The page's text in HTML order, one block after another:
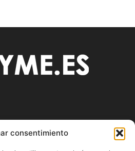
consentimiento
web donde podrás mantenerte